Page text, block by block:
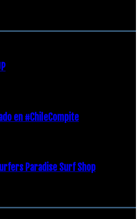
en #ChileCompite
Paradise Surf Shop